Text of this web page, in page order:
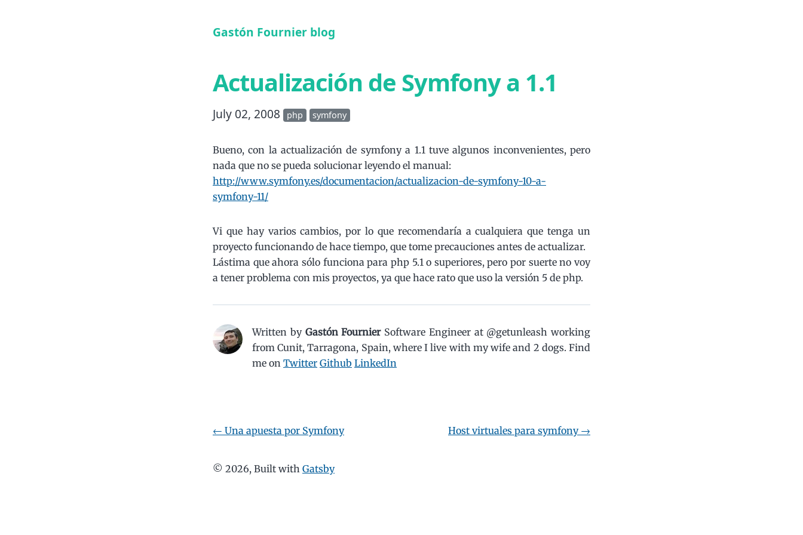
Gastón Fournier blog
Actualización de Symfony a 1.1
July 02, 2008 php symfony
Bueno, con la actualización de symfony a 1.1 tuve algunos inconvenientes, pero
nada que no se pueda solucionar leyendo el manual:
http://www.symfony.es/documentacion/actualizacion-de-symfony-10-a-
symfony-11/
Vi que hay varios cambios, por lo que recomendaría a cualquiera que tenga un
proyecto funcionando de hace tiempo, que tome precauciones antes de actualizar.
Lástima que ahora sólo funciona para php 5.1 o superiores, pero por suerte no voy
a tener problema con mis proyectos, ya que hace rato que uso la versión 5 de php.
Written by Gastón Fournier Software Engineer at @getunleash working
from Cunit, Tarragona, Spain, where I live with my wife and 2 dogs. Find
me on Twitter Github LinkedIn
← Una apuesta por Symfony Host virtuales para symfony→
© 2026, Built with Gatsby